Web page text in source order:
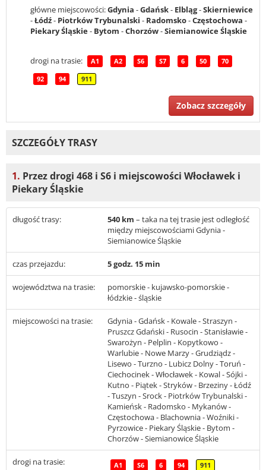
główne miejscowości:Gdynia -Gdańsk- Elbląg-Skierniewice
-Łódź- Piotrków Trybunalski - Radomsko-Częstochowa -
Piekary Śląskie- Bytom -Chorzów-Siemianowice Śląskie
drogi na trasie: A1 A2 S6 S7 6 50 70
92 94 911
Zobacz szczegóły
SZCZEGÓŁY TRASY
1. Przez drogi 468 i S6 i miejscowości Włocławek i
Piekary Śląskie
długość trasy: 540 km – taka na tej trasie jest odległość
między miejscowościami Gdynia -
Siemianowice Śląskie
czas przejazdu: 5 godz. 15 min
województwa na trasie:
pomorskie - kujawsko-pomorskie -
łódzkie - śląskie
miejscowości na trasie:
Gdynia - Gdańsk - Kowale - Straszyn -
Pruszcz Gdański - Rusocin - Stanisławie -
Swarożyn - Pelplin - Kopytkowo -
Warlubie - Nowe Marzy - Grudziądz -
Lisewo - Turzno - Lubicz Dolny - Toruń -
Ciechocinek - Włocławek - Kowal - Sójki -
Kutno - Piątek - Stryków - Brzeziny - Łódź
- Tuszyn - Srock - Piotrków Trybunalski -
Kamieńsk - Radomsko - Mykanów -
Częstochowa - Blachownia - Woźniki -
Pyrzowice - Piekary Śląskie - Bytom -
Chorzów - Siemianowice Śląskie
drogi na trasie: A1 S6 6 94 911